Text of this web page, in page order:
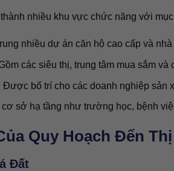
nhiều khu vực chức năng với
nhiều dự án căn hộ cao cấp và
các siêu thị, trung tâm mua sắm
Được bố trí cho các doanh nghiệp sản
cơ sở hạ tầng như trường học, bệnh
Quy Hoạch Đến
Đất